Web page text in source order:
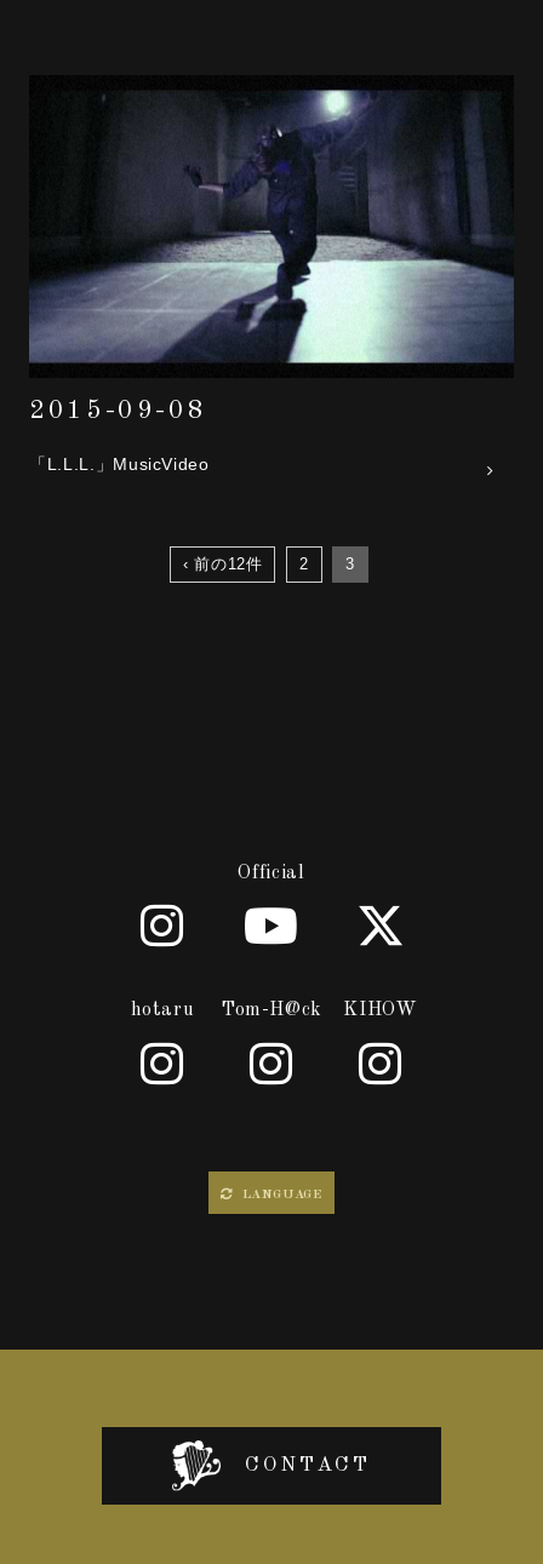
2015-09-08
「L.L.L.」MusicVideo
‹ 前の12件 2 3
Official
hotaru Tom-H@ck KIHOW
LANGUAGE
CONTACT